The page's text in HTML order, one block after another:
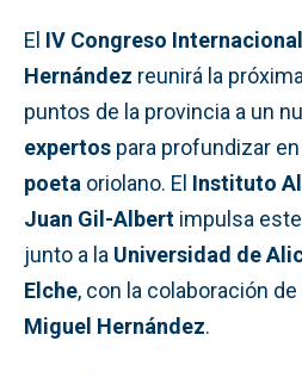
El IV Congreso
Hernández reunirá la
puntos de la provincia a un
expertos para profundizar en
poeta oriolano. El Instituto
Juan Gil-Albert impulsa
junto a la Universidad de
Elche, con la colaboración de
Miguel Hernández.